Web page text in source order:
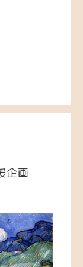
企画